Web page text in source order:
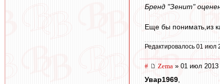
Бренд "Зенит"
Еще бы понимать,из
Редактировалось 01 июл
# Zema » 01 июл 2013
Увар1969